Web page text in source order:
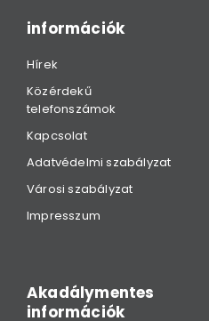
információk
Hírek
Közérdekű
telefonszámok
Kapcsolat
Adatvédelmi szabályzat
Városi szabályzat
Impresszum
Akadálymentes
információk